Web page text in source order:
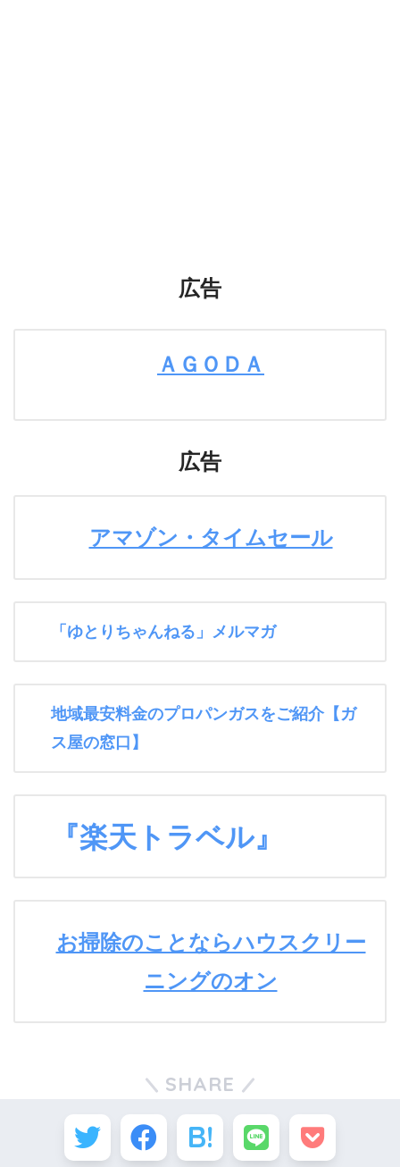
広告
ＡＧＯＤＡ
広告
アマゾン・タイムセール
「ゆとりちゃんねる」メルマガ
地域最安料金のプロパンガスをご紹介【ガ
ス屋の窓口】
『楽天トラベル』
お掃除のことならハウスクリー
ニングのオン
SHARE